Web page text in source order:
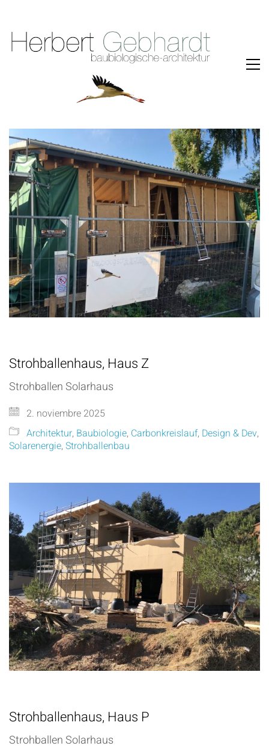
Strohballenhaus, Haus Z
Strohballen Solarhaus
2. noviembre 2025
Architektur, Baubiologie, Carbonkreislauf, Design & Dev,
Solarenergie, Strohballenbau
Strohballenhaus, Haus P
Strohballen Solarhaus